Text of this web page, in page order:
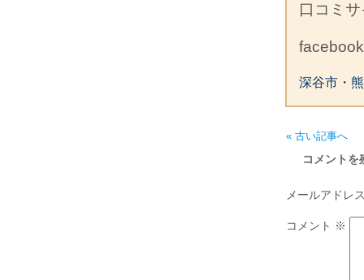
口コミ
深谷市・
« 古い記事へ
コメントを
メールアドレ
コメント ※